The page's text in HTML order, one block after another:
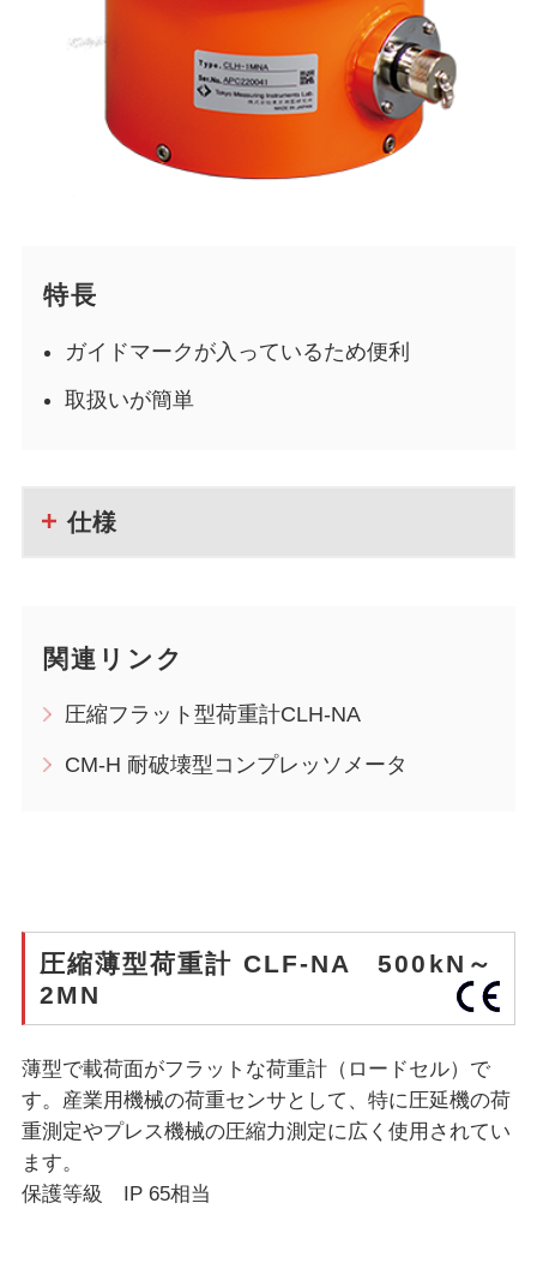
特長
ガイドマークが入っているため便利
取扱いが簡単
仕様
関連リンク
圧縮フラット型荷重計CLH-NA
CM-H 耐破壊型コンプレッソメータ
圧縮薄型荷重計 CLF-NA 500kN～
2MN
薄型で載荷面がフラットな荷重計（ロードセル）で
す。産業用機械の荷重センサとして、特に圧延機の荷
重測定やプレス機械の圧縮力測定に広く使用されてい
ます。
保護等級 IP 65相当